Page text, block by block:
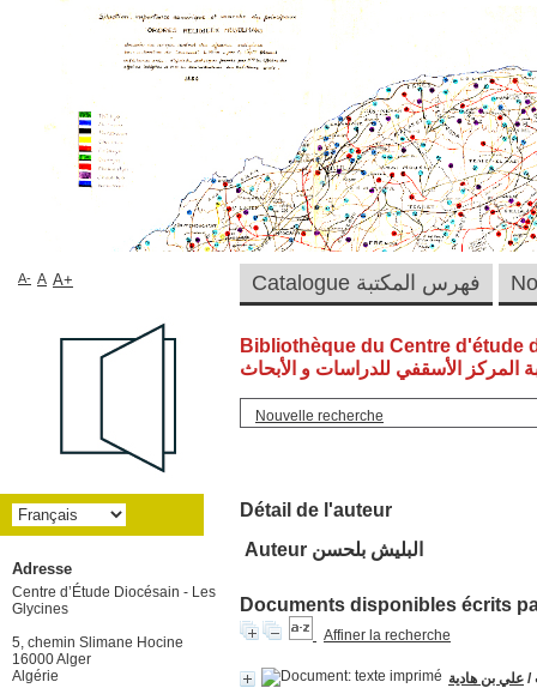
Bibliothèque du Centre d'étude
المركز الأسقفي للدراسات و الأبحاث
Nouvelle recherche
Détail de l'auteur
Auteur البليش بلحسن
Documents disponibles écrits
Affiner la recherche
/ علي بن هادية
Catalogue فهرس المكتبة A- A A+
Adresse
Centre d’Étude Diocésain - Les
Glycines
5, chemin Slimane Hocine
16000 Alger
Algérie